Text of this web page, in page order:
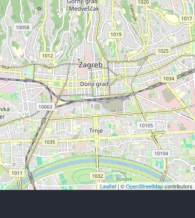
Leaflet| ©OpenStreetMapcontributors